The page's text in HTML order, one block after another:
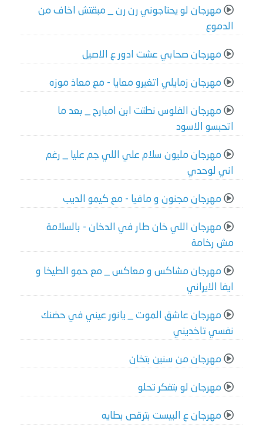
مهرجان لو يحتاجوني رن رن _ مبقتش اخاف من
الدموع
مهرجان صحابي عشت ادور ع الاصيل
مهرجان زمايلي اتغيرو معايا - مع معاذ موزه
مهرجان الفلوس نطتت ابن امبارح _ بعد ما
اتحبسو الاسود
مهرجان مليون سلام علي اللي جم عليا _ رغم
اني لوحدي
مهرجان مجنون و مافيا - مع كيمو الديب
مهرجان اللي خان طار في الدخان - بالسلامة
مش رخامة
مهرجان مشاكس و معاكس _ مع حمو الطيخا و
ايفا الايراني
مهرجان عاشق الموت _ يانور عيني في حضنك
نفسي تاخديني
مهرجان من سنين بتخان
مهرجان لو بتفكر تحلو
مهرجان ع البيست بترقص بطايه